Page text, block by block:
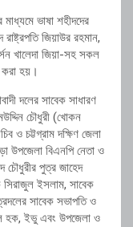
ভাষা শহীদদের
জিয়াউর রহমান,
খালেদা জিয়া-সহ সকল
করা হয়।
দলের সাবেক সাধারণ
চৌধুরী (খোকন
ও চট্টগ্রাম দক্ষিণ জেলা
উপজেলা বিএনপি নেতা ও
চৌধুরীর পুত্র জাহেদ
সিরাজুল ইসলাম, সাবেক
সাবেক সভাপতি ও
হক, ইভু এবং উপজেলা ও